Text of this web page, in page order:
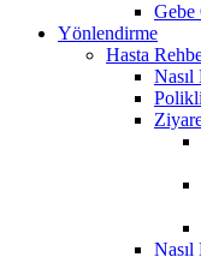
Gebe
Yönlendirme
Hasta
Nasıl